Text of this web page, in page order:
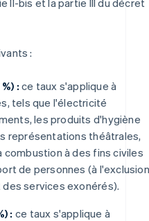
:
: ce taux s'applique à
tels que l'électricité
les produits d'hygiène
représentations théâtrales,
combustion à des fins civiles
de personnes (à l'exclusion
services exonérés).
: ce taux s'applique à